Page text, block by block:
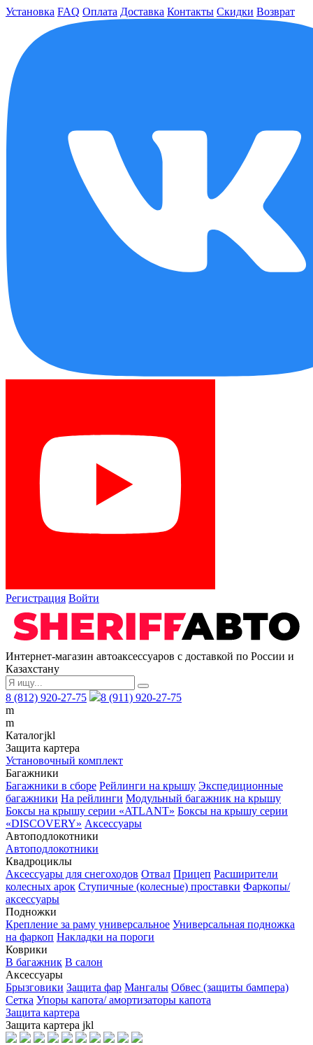
Установка FAQ Оплата Доставка Контакты Скидки Возврат
Регистрация Войти
Интернет-магазин автоаксессуаров с доставкой по России и
Казахстану
8 (812) 920-27-75
8 (911) 920-27-75
m
m
Каталогjkl
Защита картера
Установочный комплект
Багажники
Багажники в сборе Рейлинги на крышу Экспедиционные
багажники На рейлинги Модульный багажник на крышу
Боксы на крышу серии «ATLANT» Боксы на крышу серии
«DISCOVERY» Аксессуары
Автоподлокотники
Автоподлокотники
Квадроциклы
Аксессуары для снегоходов Отвал Прицеп Расширители
колесных арок Ступичные (колесные) проставки Фаркопы/
аксессуары
Подножки
Крепление за раму универсальное Универсальная подножка
на фаркоп Накладки на пороги
Коврики
В багажник В салон
Аксессуары
Брызговики Защита фар Мангалы Обвес (защиты бампера)
Сетка Упоры капота/ амортизаторы капота
Защита картера
Защита картера jkl